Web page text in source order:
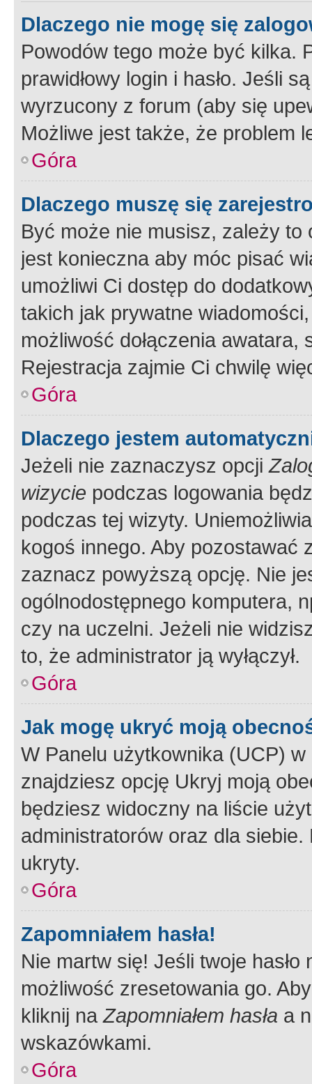
Dlaczego nie mogę się
Powodów tego może być kilka.
prawidłowy login i hasło. Jeśli
wyrzucony z forum (aby się
Możliwe jest także, że problem
Góra
Dlaczego muszę się
Być może nie musisz, zależy
jest konieczna aby móc pisać
umożliwi Ci dostęp do
takich jak prywatne
możliwość dołączenia
Rejestracja zajmie Ci chwilę
Góra
Dlaczego jestem
Jeżeli nie zaznaczysz opcji
wizycie podczas logowania
podczas tej wizyty.
kogoś innego. Aby pozostawać
zaznacz powyższą opcję. Nie
ogólnodostępnego komputera,
czy na uczelni. Jeżeli nie
to, że administrator ją wyłączył.
Góra
Jak mogę ukryć moją
W Panelu użytkownika (UCP) w
znajdziesz opcję Ukryj moją
będziesz widoczny na liście
administratorów oraz dla
ukryty.
Góra
Zapomniałem hasła!
Nie martw się! Jeśli twoje
możliwość zresetowania go.
kliknij naZapomniałem hasła a
wskazówkami.
Góra